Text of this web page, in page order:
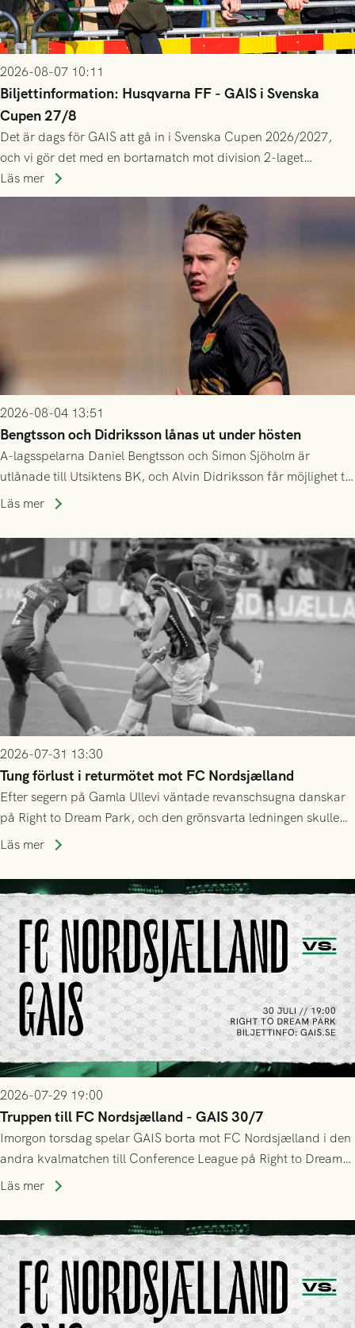
2026-08-07 10:11
Biljettinformation: Husqvarna FF - GAIS i Svenska
Cupen 27/8
Det är dags för GAIS att gå in i Svenska Cupen 2026/2027,
och vi gör det med en bortamatch mot division 2-laget
Husqvarna FF. Häng med och stötta grönsvart på plats!
Läs mer
2026-08-04 13:51
Bengtsson och Didriksson lånas ut under hösten
A-lagsspelarna Daniel Bengtsson och Simon Sjöholm är
utlånade till Utsiktens BK, och Alvin Didriksson får möjlighet till
speltid i Hestrafors genom föreningssamarbete.
Läs mer
2026-07-31 13:30
Tung förlust i returmötet mot FC Nordsjælland
Efter segern på Gamla Ullevi väntade revanschsugna danskar
på Right to Dream Park, och den grönsvarta ledningen skulle
upphöra efter mindre än kvarten spelad. På lika mark visade
tennissiffror och det grönsvarta europaäventyret tog slut.
Läs mer
2026-07-29 19:00
Truppen till FC Nordsjælland - GAIS 30/7
Imorgon torsdag spelar GAIS borta mot FC Nordsjælland i den
andra kvalmatchen till Conference League på Right to Dream
Park! Fredrik Holmberg och ledarstaben har tagit ut följande
Läs mer